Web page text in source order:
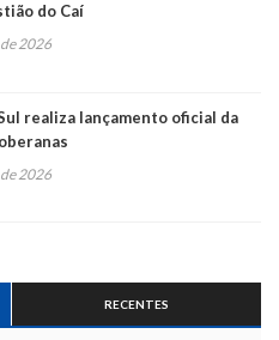
do Caí
2026
realiza lançamento oficial da
2026
RECENTES